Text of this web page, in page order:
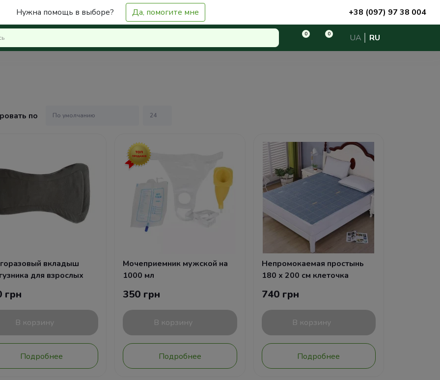
Нужна помощь в выборе? Да, помогите мне +38 (097) 97 38 004
0 0 UA RU
по
вкладыш
для взрослых
грн
В корзину
Подробнее
Мочеприемник мужской на
1000 мл
350 грн
В корзину
Подробнее
Непромокаемая простынь
180 х 200 см клеточка
740 грн
В корзину
Подробнее